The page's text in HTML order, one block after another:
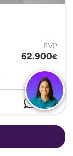
PVP
62.900€